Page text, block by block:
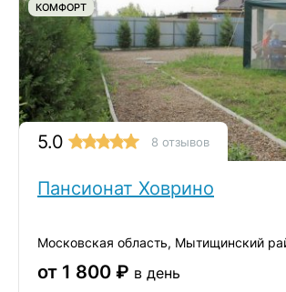
КОМФОРТ
5.0 8 отзывов
Пансионат Ховрино
от 1 800 ₽ в день